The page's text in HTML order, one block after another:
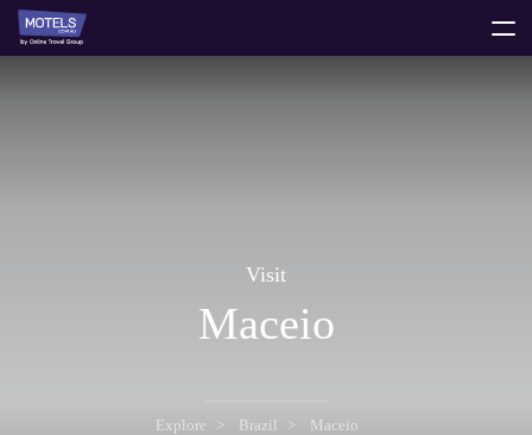
Visit
Maceio
Explore Brazil Maceio